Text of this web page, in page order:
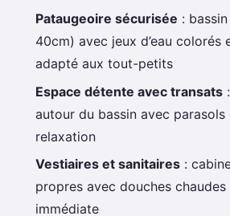
Pataugeoire sécurisée :
40cm) avec jeux d’eau colorés
adapté aux tout-petits
Espace détente avec transats
autour du bassin avec
relaxation
Vestiaires et sanitaires :
propres avec douches
immédiate